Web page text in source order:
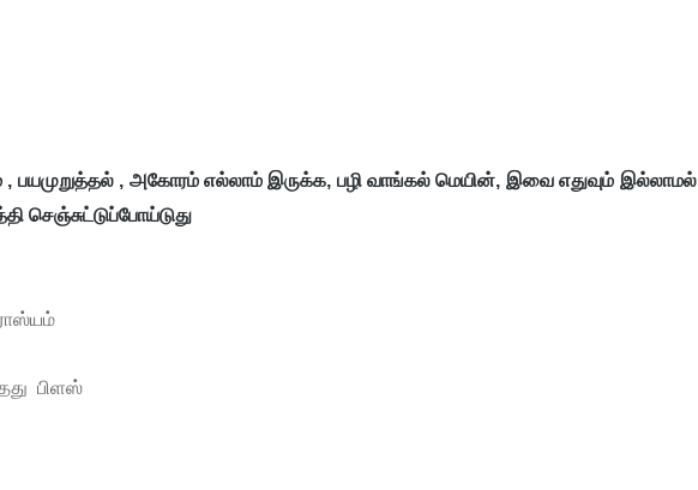
, பயமுறுத்தல் , அகோரம் எல்லாம் இருக்க, பழி வாங்கல் மெயின், இவை எதுவும் இல்லாமல்
செஞ்சுட்டுப்போய்டுது
பிளஸ்